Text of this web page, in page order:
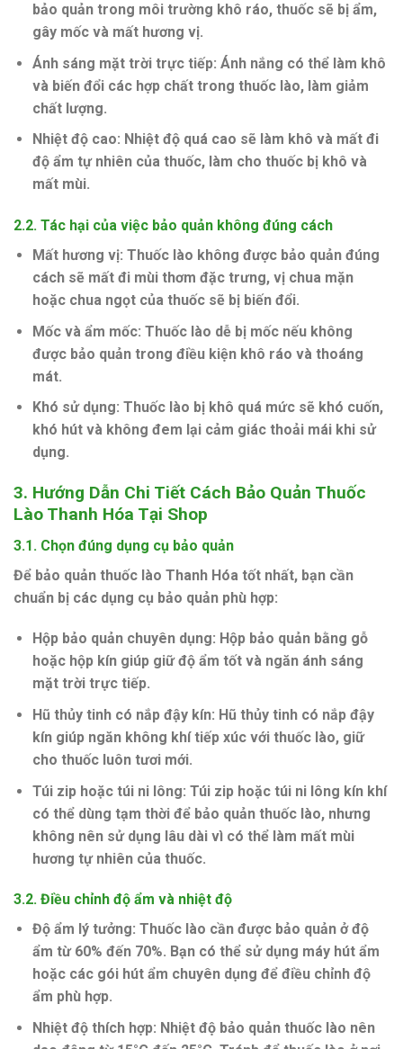
bảo quản trong môi trường khô ráo, thuốc sẽ bị ẩm,
gây mốc và mất hương vị.
Ánh sáng mặt trời trực tiếp: Ánh nắng có thể làm khô
và biến đổi các hợp chất trong thuốc lào, làm giảm
chất lượng.
Nhiệt độ cao: Nhiệt độ quá cao sẽ làm khô và mất đi
độ ẩm tự nhiên của thuốc, làm cho thuốc bị khô và
mất mùi.
2.2. Tác hại của việc bảo quản không đúng cách
Mất hương vị: Thuốc lào không được bảo quản đúng
cách sẽ mất đi mùi thơm đặc trưng, vị chua mặn
hoặc chua ngọt của thuốc sẽ bị biến đổi.
Mốc và ẩm mốc: Thuốc lào dễ bị mốc nếu không
được bảo quản trong điều kiện khô ráo và thoáng
mát.
Khó sử dụng: Thuốc lào bị khô quá mức sẽ khó cuốn,
khó hút và không đem lại cảm giác thoải mái khi sử
dụng.
3. Hướng Dẫn Chi Tiết Cách Bảo Quản Thuốc
Lào Thanh Hóa Tại Shop
3.1. Chọn đúng dụng cụ bảo quản
Để bảo quản thuốc lào Thanh Hóa tốt nhất, bạn cần
chuẩn bị các dụng cụ bảo quản phù hợp:
Hộp bảo quản chuyên dụng: Hộp bảo quản bằng gỗ
hoặc hộp kín giúp giữ độ ẩm tốt và ngăn ánh sáng
mặt trời trực tiếp.
Hũ thủy tinh có nắp đậy kín: Hũ thủy tinh có nắp đậy
kín giúp ngăn không khí tiếp xúc với thuốc lào, giữ
cho thuốc luôn tươi mới.
Túi zip hoặc túi ni lông: Túi zip hoặc túi ni lông kín khí
có thể dùng tạm thời để bảo quản thuốc lào, nhưng
không nên sử dụng lâu dài vì có thể làm mất mùi
hương tự nhiên của thuốc.
3.2. Điều chỉnh độ ẩm và nhiệt độ
Độ ẩm lý tưởng: Thuốc lào cần được bảo quản ở độ
ẩm từ 60% đến 70%. Bạn có thể sử dụng máy hút ẩm
hoặc các gói hút ẩm chuyên dụng để điều chỉnh độ
ẩm phù hợp.
Nhiệt độ thích hợp: Nhiệt độ bảo quản thuốc lào nên